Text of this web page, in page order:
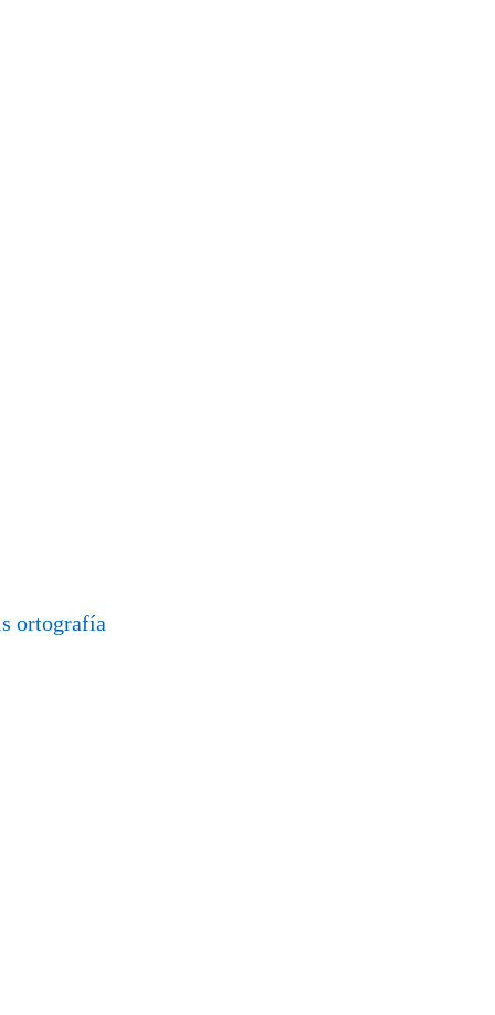
ortografía